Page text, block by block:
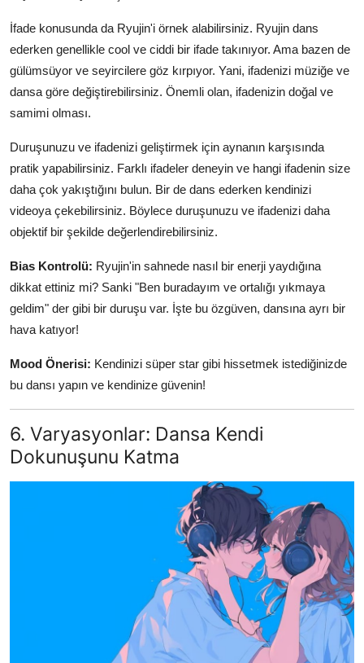
İfade konusunda da Ryujin'i örnek alabilirsiniz. Ryujin dans
ederken genellikle cool ve ciddi bir ifade takınıyor. Ama bazen de
gülümsüyor ve seyircilere göz kırpıyor. Yani, ifadenizi müziğe ve
dansa göre değiştirebilirsiniz. Önemli olan, ifadenizin doğal ve
samimi olması.
Duruşunuzu ve ifadenizi geliştirmek için aynanın karşısında
pratik yapabilirsiniz. Farklı ifadeler deneyin ve hangi ifadenin size
daha çok yakıştığını bulun. Bir de dans ederken kendinizi
videoya çekebilirsiniz. Böylece duruşunuzu ve ifadenizi daha
objektif bir şekilde değerlendirebilirsiniz.
Bias Kontrolü: Ryujin'in sahnede nasıl bir enerji yaydığına
dikkat ettiniz mi? Sanki "Ben buradayım ve ortalığı yıkmaya
geldim" der gibi bir duruşu var. İşte bu özgüven, dansına ayrı bir
hava katıyor!
Mood Önerisi: Kendinizi süper star gibi hissetmek istediğinizde
bu dansı yapın ve kendinize güvenin!
6. Varyasyonlar: Dansa Kendi
Dokunuşunu Katma